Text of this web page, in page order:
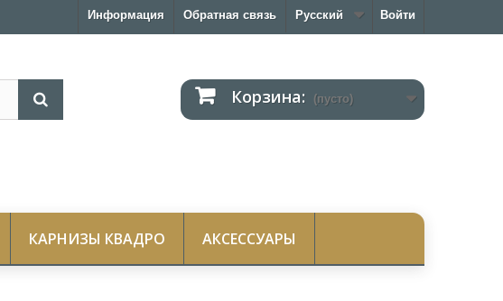
Войти
Русский
Обратная связь
Информация
Корзина: (пусто)
КАРНИЗЫ КВАДРО АКСЕССУАРЫ